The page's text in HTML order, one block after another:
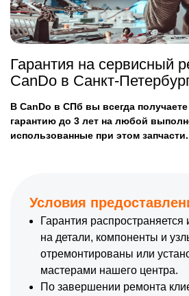
Гарантия на сервисный
CanDo в Санкт-
В CanDo в СПб вы всегда
гарантию до 3 лет на любой
использованные при этом запчасти.
Условия
Гарантия распространяется
на детали, компоненты и
отремонтированы или
мастерами нашего центра.
По завершении ремонта